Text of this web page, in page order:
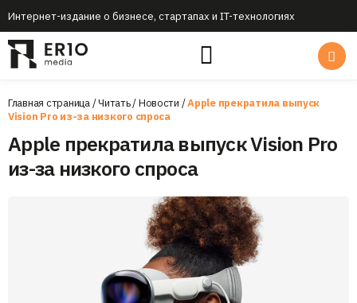
Интернет-издание о бизнесе, стартапах и IT-технологиях
Главная страница/Читать/Новости /Apple прекратила выпуск
Vision Pro из-за низкого спроса
Apple прекратила выпуск Vision Pro
из-за низкого спроса